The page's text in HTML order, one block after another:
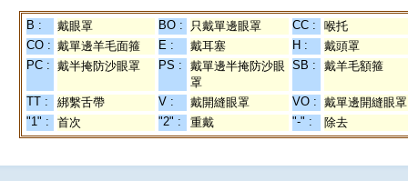
B : 戴眼罩 BO : 只戴單邊眼罩 CC :
喉托
CO : 戴單邊羊毛面箍 E : 戴耳塞 H :
戴頭罩
PC : 戴半掩防沙眼罩 PS :
戴單邊半掩防沙眼
罩
SB : 戴羊毛額箍
TT : 綁繫舌帶 V : 戴開縫眼罩 VO : 戴單邊開縫眼罩
"1" :
首次 "2" : 重戴 "-" : 除去